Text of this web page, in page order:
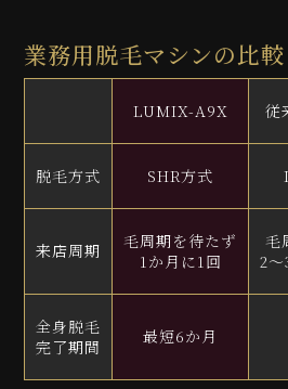
業務用脱毛マシンの比較
LUMIX-A9X 従
脱毛方式 SHR方式
来店周期
毛周期を待たず
1か月に1回
毛
2
全身脱毛
完了期間
最短6か月